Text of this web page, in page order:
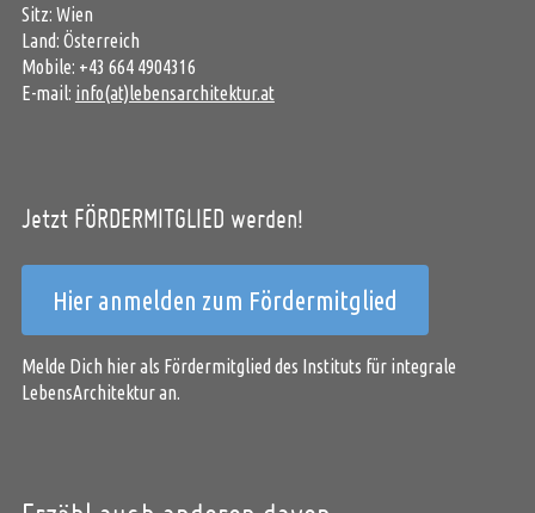
Sitz: Wien
Land: Österreich
Mobile: +43 664 4904316
E-mail: info(at)lebensarchitektur.at
Jetzt FÖRDERMITGLIED werden!
Hier anmelden zum Fördermitglied
Melde Dich hier als Fördermitglied des Instituts für integrale
LebensArchitektur an.